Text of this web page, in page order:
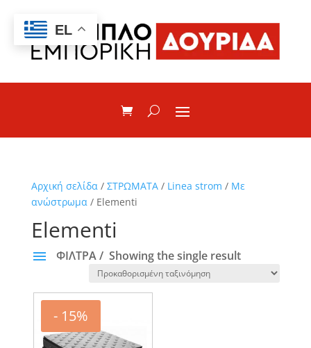
Αρχική σελίδα/ ΣΤΡΩΜΑΤΑ/ Linea strom / Με
ανώστρωμα/ Elementi
Elementi
ΦΙΛΤΡΑ Showing the single result
Elementi
Silk
- 15%
EL